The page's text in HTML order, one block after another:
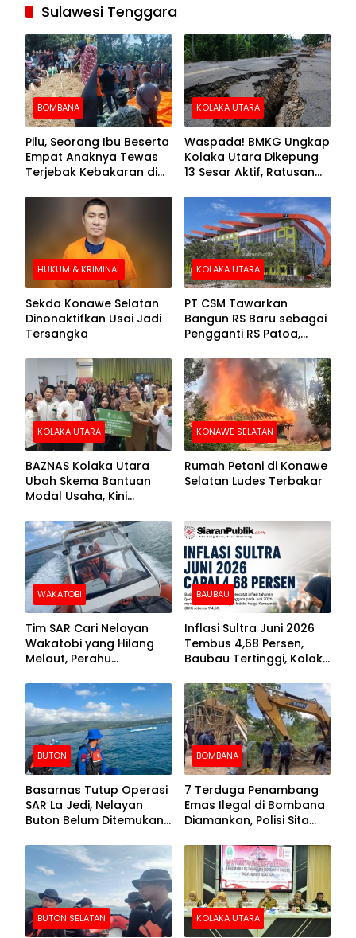
Sulawesi Tenggara
BOMBANA
Pilu, Seorang Ibu Beserta
Empat Anaknya Tewas
Terjebak Kebakaran di
KOLAKA UTARA
Waspada! BMKG Ungkap
Kolaka Utara Dikepung
13 Sesar Aktif, Ratusan
HUKUM & KRIMINAL
Sekda Konawe Selatan
Dinonaktifkan Usai Jadi
Tersangka
KOLAKA UTARA
PT CSM Tawarkan
Bangun RS Baru sebagai
Pengganti RS Patoa,
Kolut
KOLAKA UTARA
BAZNAS Kolaka Utara
Ubah Skema Bantuan
Modal Usaha, Kini
Barang Senilai Rp419,5
Juta
KONAWE SELATAN
Rumah Petani di Konawe
Selatan Ludes Terbakar
WAKATOBI
Tim SAR Cari Nelayan
Wakatobi yang Hilang
Melaut, Perahu
Kemasukan Air
BAUBAU
Inflasi Sultra Juni 2026
Tembus 4,68 Persen,
Baubau Tertinggi, Kolaka
BUTON
Basarnas Tutup Operasi
SAR La Jedi, Nelayan
Buton Belum Ditemukan
BOMBANA
7 Terduga Penambang
Emas Ilegal di Bombana
Diamankan, Polisi Sita
Crusher
BUTON SELATAN KOLAKA UTARA